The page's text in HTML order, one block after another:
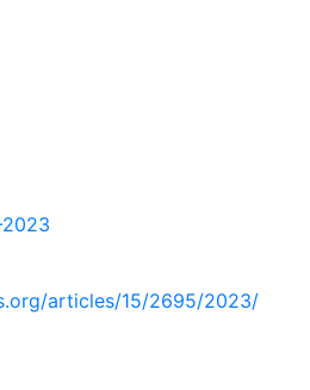
articles/15/2695/2023/